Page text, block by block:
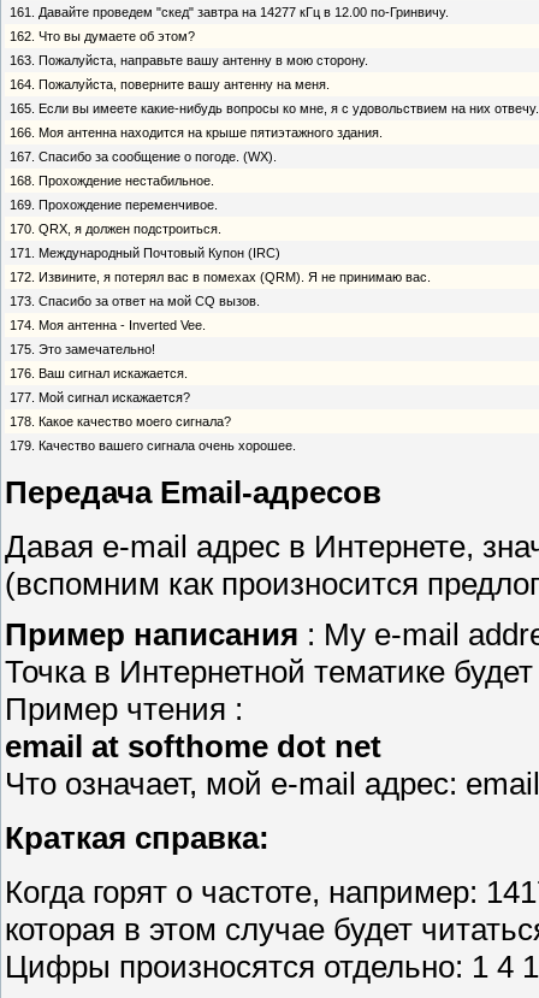
161. Давайте проведем "скед" завтра на 14277 кГц в 12.00 по-Гринвичу.
162. Что вы думаете об этом?
163. Пожалуйста, направьте вашу антенну в мою сторону.
164. Пожалуйста, поверните вашу антенну на меня.
165. Если вы имеете какие-нибудь вопросы ко мне, я с удовольствием на них отвечу.
166. Моя антенна находится на крыше пятиэтажного здания.
167. Спасибо за сообщение о погоде. (WX).
168. Прохождение нестабильное.
169. Прохождение переменчивое.
170. QRX, я должен подстроиться.
171. Международный Почтовый Купон (IRC)
172. Извините, я потерял вас в помехах (QRM). Я не принимаю вас.
173. Спасибо за ответ на мой CQ вызов.
174. Моя антенна - Inverted Vee.
175. Это замечательно!
176. Ваш сигнал искажается.
177. Мой сигнал искажается?
178. Какое качество моего сигнала?
179. Качество вашего сигнала очень хорошее.
Передача Email-адресов
Давая e-mail адрес в Интернете,
(вспомним как произносится
Пример написания : My e-mail
Точка в Интернетной тематике
Пример чтения :
email at softhome dot net
Что означает, мой e-mail адрес:
Краткая справка:
Когда горят о частоте, например:
которая в этом случае будет
Цифры произносятся отдельно: 1 4